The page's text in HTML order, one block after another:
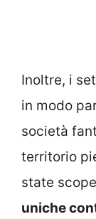
Inoltre, i
in modo
società
territorio
state
uniche